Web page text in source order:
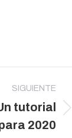
SIGUIENTE
tutorial
2020